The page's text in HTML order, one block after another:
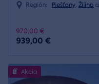
Región: Piešťany, Žilina a
970,00 €
939,00 €
Akcia